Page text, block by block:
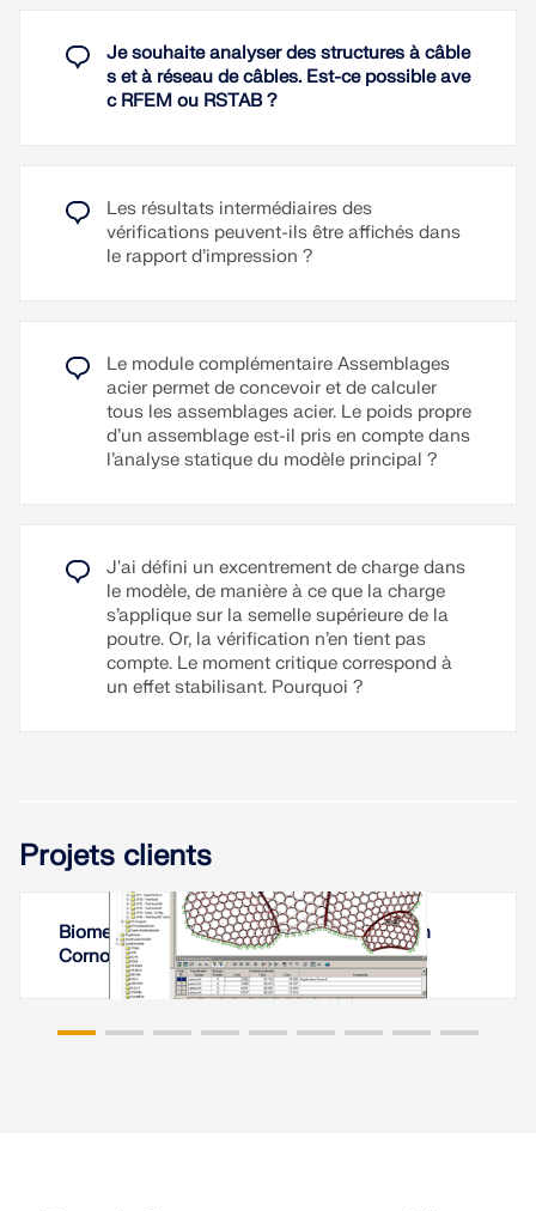
Vidéo explicative
Lire la suite
Je souhaite analyser des structures à câble
s et à réseau de câbles. Est-ce possible ave
c RFEM ou RSTAB ?
Les résultats intermédiaires des
vérifications peuvent-ils être affichés dans
le rapport d’impression ?
Le module complémentaire Assemblages
acier permet de concevoir et de calculer
tous les assemblages acier. Le poids propre
d’un assemblage est-il pris en compte dans
l’analyse statique du modèle principal ?
J'ai défini un excentrement de charge dans
le modèle, de manière à ce que la charge
s’applique sur la semelle supérieure de la
poutre. Or, la vérification n’en tient pas
compte. Le moment critique correspond à
un effet stabilisant. Pourquoi ?
Projets clients
Biome « forêt tropicale » de l'Eden Project en
Cornouailles, Angleterre